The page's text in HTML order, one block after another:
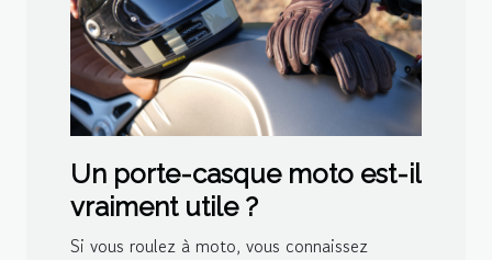
Un porte-casque moto est-il
vraiment utile ?
Si vous roulez à moto, vous connaissez